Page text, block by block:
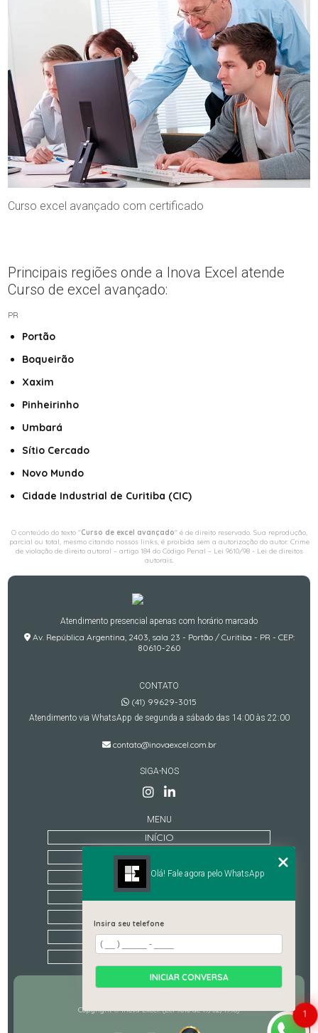
Curso excel avançado com certificado
Principais regiões onde a Inova Excel atende
Curso de excel avançado:
PR
Portão
Boqueirão
Xaxim
Pinheirinho
Umbará
Sítio Cercado
Novo Mundo
Cidade Industrial de Curitiba (CIC)
O conteúdo do texto "Curso de excel avançado" é de direito reservado. Sua reprodução,
parcial ou total, mesmo citando nossos links, é proibida sem a autorização do autor. Crime
de violação de direito autoral – artigo 184 do Código Penal – Lei 9610/98 - Lei de direitos
autorais.
Atendimento presencial apenas com horário marcado
Av. República Argentina, 2403, sala 23 - Portão / Curitiba - PR - CEP:
80610-260
CONTATO
(41) 99629-3015
Atendimento via WhatsApp de segunda a sábado das 14:00 às 22:00
contato@inovaexcel.com.br
SIGA-NOS
MENU
INÍCIO
QUEM SOMOS
TREINAMENTOS
CATEGORIAS
MAPA DO SITE
Copyright © Inova Excel. (Lei 9610 de 19/02/1998) 1
Olá! Fale agora pelo WhatsApp
Insira seu telefone
INICIAR CONVERSA